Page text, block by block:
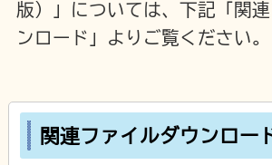
版）」については、下記「関
ンロード」よりご覧ください。
関連ファイルダウンロー